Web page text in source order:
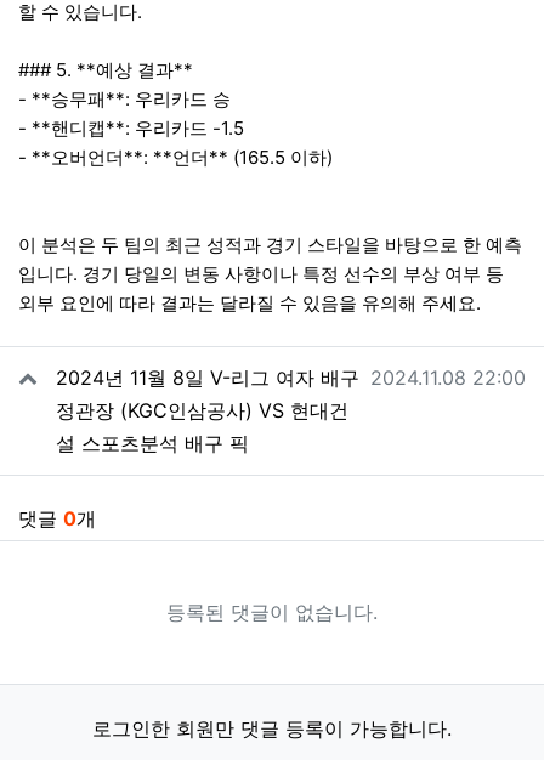
할 수 있습니다.
### 5. **예상 결과**
- **승무패**: 우리카드 승
- **핸디캡**: 우리카드 -1.5
- **오버언더**: **언더** (165.5 이하)
이 분석은 두 팀의 최근 성적과 경기 스타일을 바탕으로 한 예측
입니다. 경기 당일의 변동 사항이나 특정 선수의 부상 여부 등
외부 요인에 따라 결과는 달라질 수 있음을 유의해 주세요.
관련자료
2024년 11월 8일 V-리그 여자 배구
정관장 (KGC인삼공사) VS 현대건
설 스포츠분석 배구 픽
작성일
2024.11.08 22:00
댓글 0개
등록된 댓글이 없습니다.
로그인한 회원만 댓글 등록이 가능합니다.